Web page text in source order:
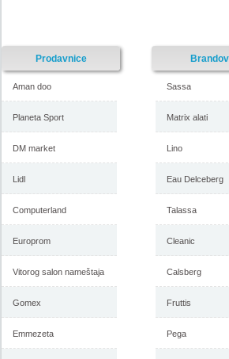
Prodavnice
Aman doo
Planeta Sport
DM market
Lidl
Computerland
Europrom
Vitorog salon nameštaja
Gomex
Emmezeta
Sassa
Matrix alati
Lino
Eau Delceberg
Talassa
Cleanic
Calsberg
Fruttis
Pega